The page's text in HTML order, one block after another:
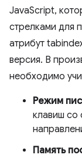
JavaScript,
стрелками для
атрибут
версия. В
необходимо
Режим
клавиш со
Память